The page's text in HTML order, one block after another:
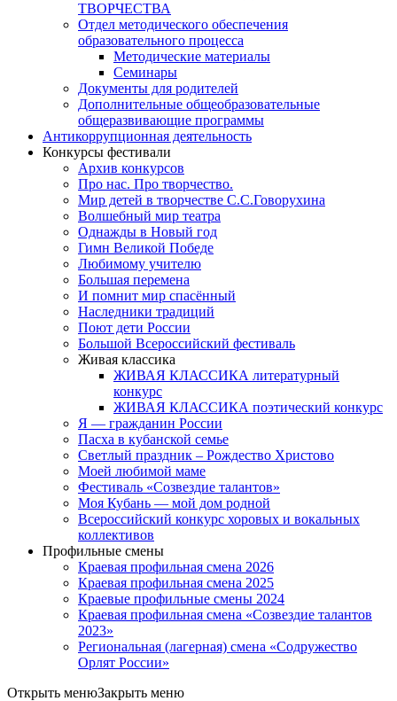
ТВОРЧЕСТВА
Отдел методического обеспечения
образовательного процесса
Методические материалы
Семинары
Документы для родителей
Дополнительные общеобразовательные
общеразвивающие программы
Антикоррупционная деятельность
Конкурсы фестивали
Архив конкурсов
Про нас. Про творчество.
Мир детей в творчестве С.С.Говорухина
Волшебный мир театра
Однажды в Новый год
Гимн Великой Победе
Любимому учителю
Большая перемена
И помнит мир спасённый
Наследники традиций
Поют дети России
Большой Всероссийский фестиваль
Живая классика
ЖИВАЯ КЛАССИКА литературный
конкурс
ЖИВАЯ КЛАССИКА поэтический конкурс
Я — гражданин России
Пасха в кубанской семье
Светлый праздник – Рождество Христово
Моей любимой маме
Фестиваль «Созвездие талантов»
Моя Кубань — мой дом родной
Всероссийский конкурс хоровых и вокальных
коллективов
Профильные смены
Краевая профильная смена 2026
Краевая профильная смена 2025
Краевые профильные смены 2024
Краевая профильная смена «Созвездие талантов
2023»
Региональная (лагерная) смена «Содружество
Орлят России»
Открыть менюЗакрыть меню